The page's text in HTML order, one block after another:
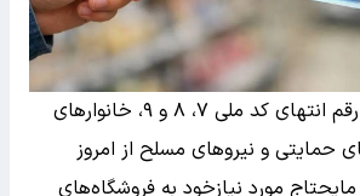
سرپرستان خانوار با رقم انتهای کد ملی ۷، ۸ و ۹، خانوارهای
و نیروهای مسلح از امروز
مورد نیازخود به فروشگاه‌های